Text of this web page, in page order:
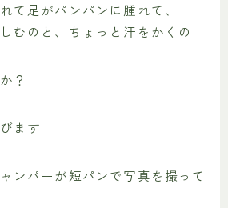
て足がパンパンに腫れて、
むのと、ちょっと汗をかくの
？
ます
ンパーが短パンで写真を撮って